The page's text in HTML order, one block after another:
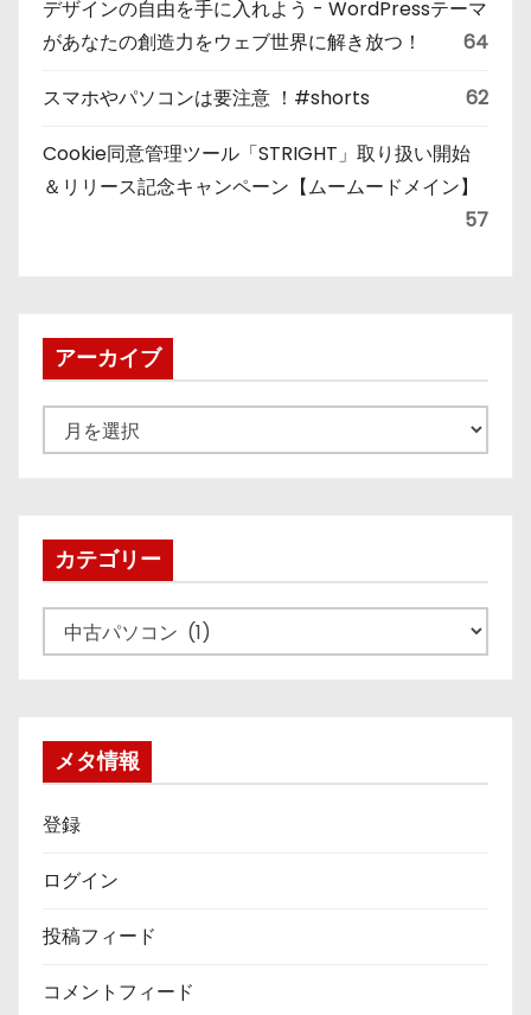
デザインの自由を手に入れよう - WordPressテーマ
があなたの創造力をウェブ世界に解き放つ！
64
スマホやパソコンは要注意 ！#shorts 62
Cookie同意管理ツール「STRIGHT」取り扱い開始
＆リリース記念キャンペーン【ムームードメイン】
57
アーカイブ
ー
ブカテゴリー
テ
メタ情報
登録
ログイン
投稿フィード
コメントフィード